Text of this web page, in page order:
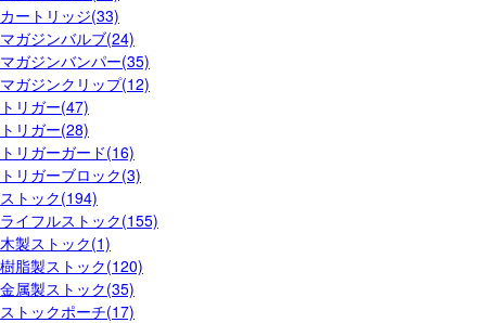
カートリッジ(33)
マガジンバルブ(24)
マガジンバンパー(35)
マガジンクリップ(12)
トリガー(47)
トリガー(28)
トリガーガード(16)
トリガーブロック(3)
ストック(194)
ライフルストック(155)
木製ストック(1)
樹脂製ストック(120)
金属製ストック(35)
ストックポーチ(17)